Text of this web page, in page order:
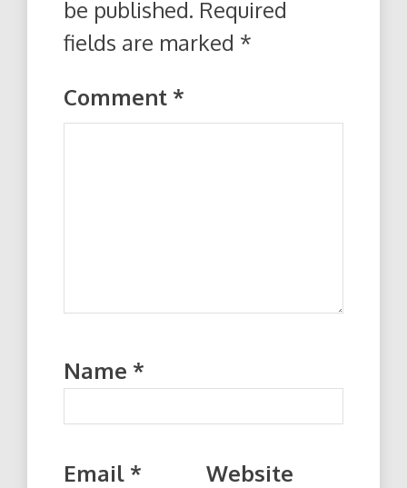
be published. Required
fields are marked *
Comment *
Name *
Email * Website